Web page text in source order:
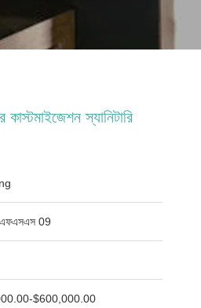
স্যানিটারি
এফএসএস 09
$600,000.00